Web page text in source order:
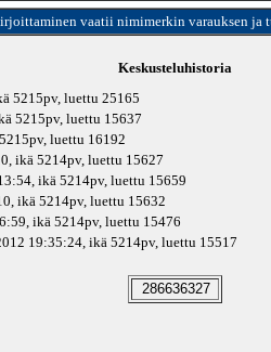
vaatii nimimerkin varauksen ja
Keskusteluhistoria
5215pv, luettu 25165
5215pv, luettu 15637
5215pv, luettu 16192
ikä 5214pv, luettu 15627
ikä5214pv, luettu 15659
ikä5214pv, luettu 15632
ikä 5214pv, luettu 15476
19:35:24, ikä 5214pv, luettu 15517
286636327